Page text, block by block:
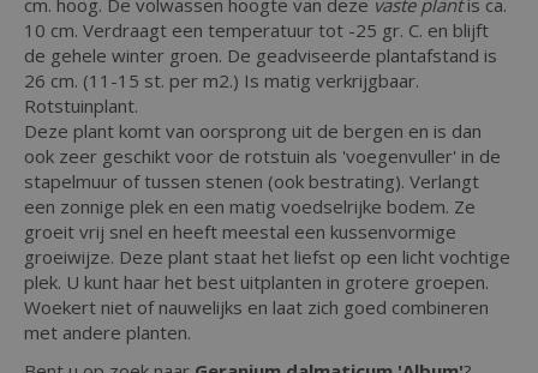
cm. hoog. De volwassen hoogte van deze vaste plantis ca.
10 cm. Verdraagt een temperatuur tot -25 gr. C. en blijft
de gehele winter groen. De geadviseerde plantafstand is
26 cm. (11-15 st. per m2.) Is matig verkrijgbaar.
Rotstuinplant.
Deze plant komt van oorsprong uit de bergen en is dan
ook zeer geschikt voor de rotstuin als 'voegenvuller' in de
stapelmuur of tussen stenen (ook bestrating). Verlangt
een zonnige plek en een matig voedselrijke bodem. Ze
groeit vrij snel en heeft meestal een kussenvormige
groeiwijze. Deze plant staat het liefst op een licht vochtige
plek. U kunt haar het best uitplanten in grotere groepen.
Woekert niet of nauwelijks en laat zich goed combineren
met andere planten.